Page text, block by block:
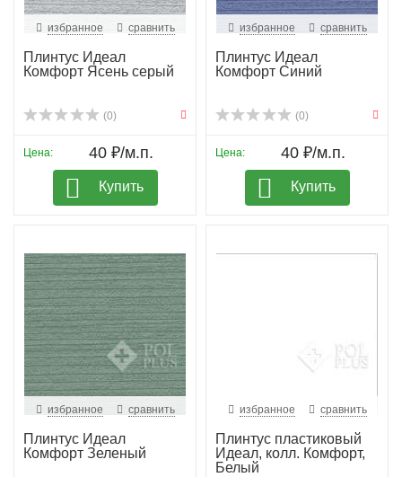
избранное сравнить
Плинтус Идеал
Комфорт Ясень серый
(0)
Цена: 40 ₽/м.п.
Купить
избранное сравнить
Плинтус Идеал
Комфорт Синий
(0)
Цена: 40 ₽/м.п.
Купить
избранное сравнить
Плинтус Идеал
Комфорт Зеленый
избранное сравнить
Плинтус пластиковый
Идеал, колл. Комфорт,
Белый